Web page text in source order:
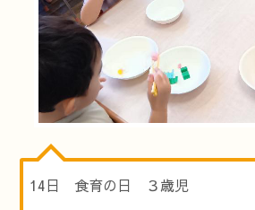
14日 食育の日 ３歳児